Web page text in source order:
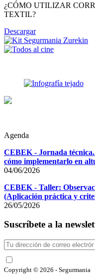
¿CÓMO UTILIZAR
TEXTIL?
Descargar
Agenda
CEBEK - Jornada
cómo implementarlo en
04/06/2026
CEBEK - Taller:
(Aplicación práctica y
26/05/2026
Suscríbete a la
Copyright © 2026 - Segurmania